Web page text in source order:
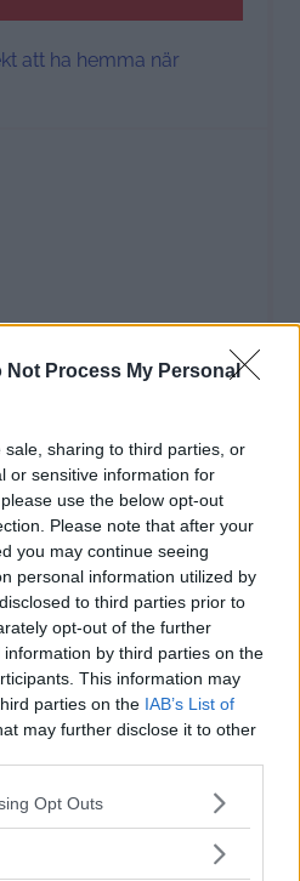
Not Process My Personal
sharing to third parties, or
or sensitive information for
use the below opt-out
Please note that after your
you may continue seeing
personal information utilized by
to third parties prior to
opt-out of the further
by third parties on the
This information may
parties on the IAB’s List of
may further disclose it to other
app uses one or more Google
behaviour. You may click to
Opt Outs
att ha hemma när
aprikoser
i en skål i micro,